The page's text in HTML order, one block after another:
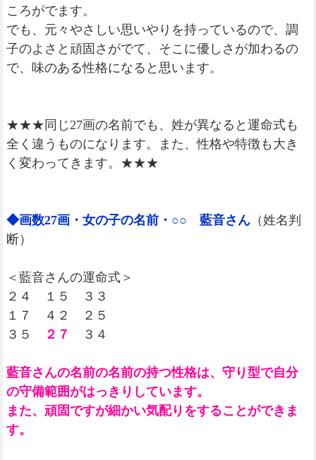
ころがでます。
でも、元々やさしい思いやりを持っているので、調
子のよさと頑固さがでて、そこに優しさが加わるの
で、味のある性格になると思います。
★★★同じ27画の名前でも、姓が異なると運命式も
全く違うものになります。また、性格や特徴も大き
く変わってきます。★★★
◆画数27画・女の子の名前・○○ 藍音さん（姓名判
断）
＜藍音さんの運命式＞
２４ １５ ３３
１７ ４２ ２５
３５
２７ ３４
藍音さんの名前の名前の持つ性格は、守り型で自分
の守備範囲がはっきりしています。
また、頑固ですが細かい気配りをすることができま
す。